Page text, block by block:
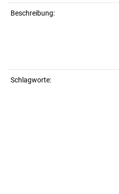
Beschreibung:
Schlagworte: